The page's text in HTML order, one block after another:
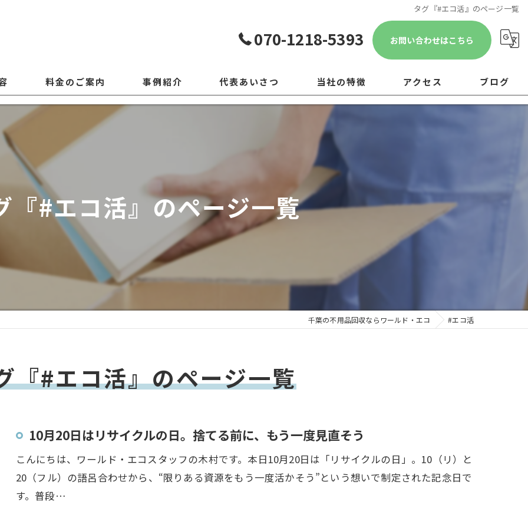
タグ『#エコ活』のページ一覧
070-1218-5393 お問い合わせはこちら
料金のご案内 事例紹介 代表あいさつ 当社の特徴
遺品整理
引越し
アクセス ブログ
『#エコ活』のページ一覧
千葉の不用品回収ならワールド・エコ #エコ活
『#エコ活』のページ一覧
10月20日はリサイクルの日。捨てる前に、もう一度見直そう
こんにちは、ワールド・エコスタッフの木村です。本日10月20日は「リサイクルの日」。10（リ）と
20（フル）の語呂合わせから、“限りある資源をもう一度活かそう”という想いで制定された記念日で
す。普段…